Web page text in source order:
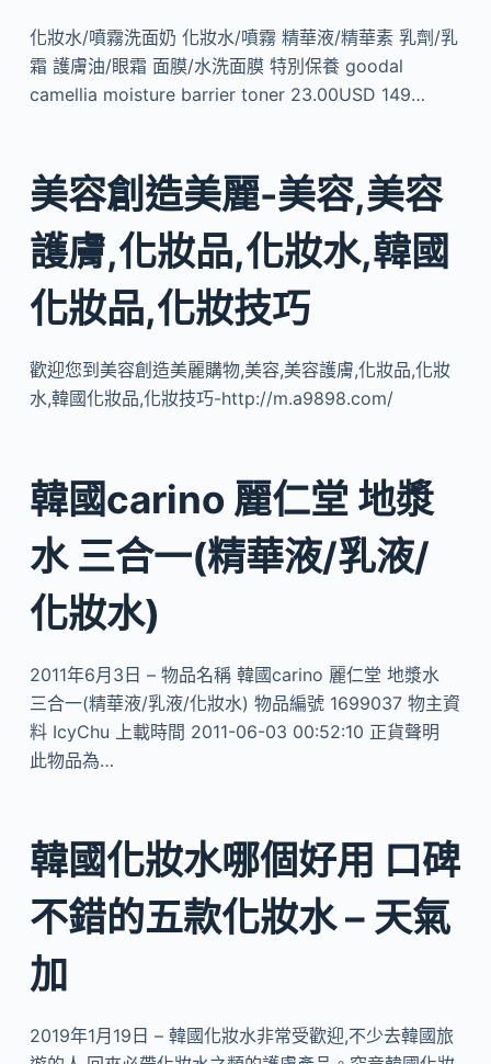
化妝水/噴霧洗面奶 化妝水/噴霧 精華液/精華素 乳劑/乳
霜 護膚油/眼霜 面膜/水洗面膜 特別保養 goodal
camellia moisture barrier toner 23.00USD 149…
美容創造美麗-美容,美容
護膚,化妝品,化妝水,韓國
化妝品,化妝技巧
歡迎您到美容創造美麗購物,美容,美容護膚,化妝品,化妝
水,韓國化妝品,化妝技巧-http://m.a9898.com/
韓國carino 麗仁堂 地漿
水 三合一(精華液/乳液/
化妝水)
2011年6月3日 – 物品名稱 韓國carino 麗仁堂 地漿水
三合一(精華液/乳液/化妝水) 物品編號 1699037 物主資
料 IcyChu 上載時間 2011-06-03 00:52:10 正貨聲明
此物品為…
韓國化妝水哪個好用 口碑
不錯的五款化妝水 – 天氣
加
2019年1月19日 – 韓國化妝水非常受歡迎,不少去韓國旅